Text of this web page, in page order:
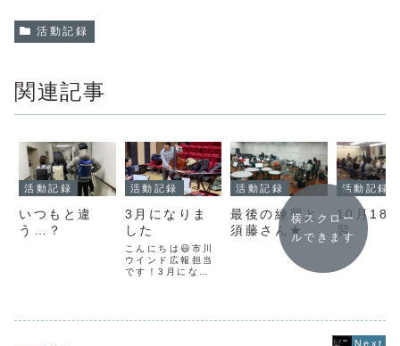
活動記録
関連記事
活動記録
いつもと違
う…？
活動記録
3月になりま
した
こんにちは😃市川
ウインド広報担当
です！3月になっ
活動記録
最後の練習と
須藤さん★
活動記録
10月18
習
横スクロー
ルできます